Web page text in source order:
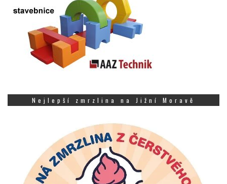
Nejlepší zmrzlina na Jižní Moravě